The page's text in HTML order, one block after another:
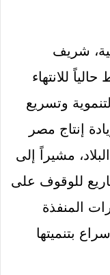
شريف
للانتهاء
وتسريع
إنتاج مصر
مشيراً إلى
للوقوف على
المنفذة
بتنميتها